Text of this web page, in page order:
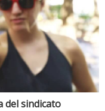
del sindicato